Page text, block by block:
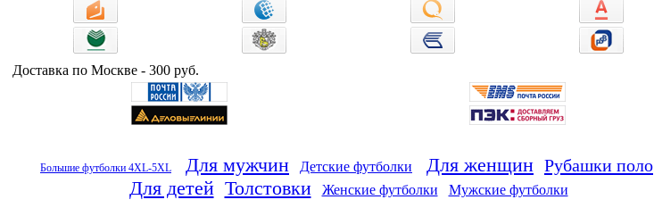
Доставка по Москве - 300 руб.
Большие футболки 4XL-5XL Для мужчин Детские футболки Для женщин Рубашки поло
Для детей Толстовки Женские футболки
Мужские футболки